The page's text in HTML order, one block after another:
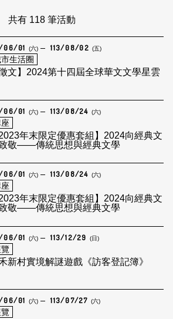
共有 118 筆活動
06/01 (六) 113/08/02 (五)
生活圈
徵文】2024第十四屆全球華文文學星雲
06/01 (六) 113/08/24 (六)
2023年末限定優惠套組】2024向經典文
敬——傳統思想與經典文學
06/01 (六) 113/08/24 (六)
2023年末限定優惠套組】2024向經典文
敬——傳統思想與經典文學
06/01 (六) 113/12/29 (日)
新村實境解謎遊戲《訪客登記簿》
06/01 (六) 113/07/27 (六)